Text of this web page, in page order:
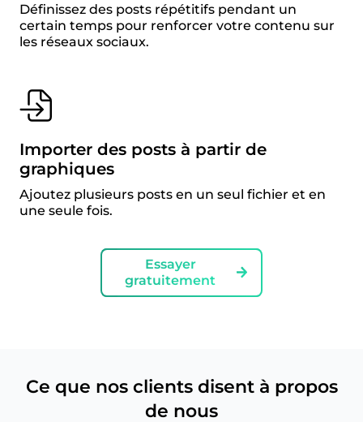
Définissez des posts répétitifs pendant un
certain temps pour renforcer votre contenu sur
les réseaux sociaux.
Importer des posts à partir de
graphiques
Ajoutez plusieurs posts en un seul fichier et en
une seule fois.
Essayer
gratuitement
Ce que nos clients disent à propos
de nous